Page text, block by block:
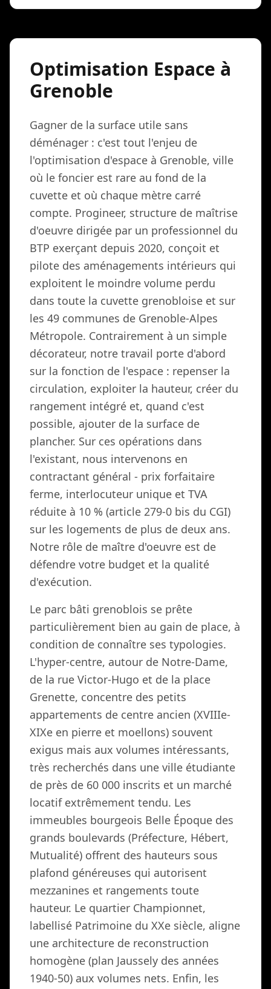
Optimisation Espace à
Grenoble
Gagner de la surface utile sans
déménager : c'est tout l'enjeu de
l'optimisation d'espace à Grenoble, ville
où le foncier est rare au fond de la
cuvette et où chaque mètre carré
compte. Progineer, structure de maîtrise
d'oeuvre dirigée par un professionnel du
BTP exerçant depuis 2020, conçoit et
pilote des aménagements intérieurs qui
exploitent le moindre volume perdu
dans toute la cuvette grenobloise et sur
les 49 communes de Grenoble-Alpes
Métropole. Contrairement à un simple
décorateur, notre travail porte d'abord
sur la fonction de l'espace : repenser la
circulation, exploiter la hauteur, créer du
rangement intégré et, quand c'est
possible, ajouter de la surface de
plancher. Sur ces opérations dans
l'existant, nous intervenons en
contractant général - prix forfaitaire
ferme, interlocuteur unique et TVA
réduite à 10 % (article 279-0 bis du CGI)
sur les logements de plus de deux ans.
Notre rôle de maître d'oeuvre est de
défendre votre budget et la qualité
d'exécution.
Le parc bâti grenoblois se prête
particulièrement bien au gain de place, à
condition de connaître ses typologies.
L'hyper-centre, autour de Notre-Dame,
de la rue Victor-Hugo et de la place
Grenette, concentre des petits
appartements de centre ancien (XVIIIe-
XIXe en pierre et moellons) souvent
exigus mais aux volumes intéressants,
très recherchés dans une ville étudiante
de près de 60 000 inscrits et un marché
locatif extrêmement tendu. Les
immeubles bourgeois Belle Époque des
grands boulevards (Préfecture, Hébert,
Mutualité) offrent des hauteurs sous
plafond généreuses qui autorisent
mezzanines et rangements toute
hauteur. Le quartier Championnet,
labellisé Patrimoine du XXe siècle, aligne
une architecture de reconstruction
homogène (plan Jaussely des années
1940-50) aux volumes nets. Enfin, les